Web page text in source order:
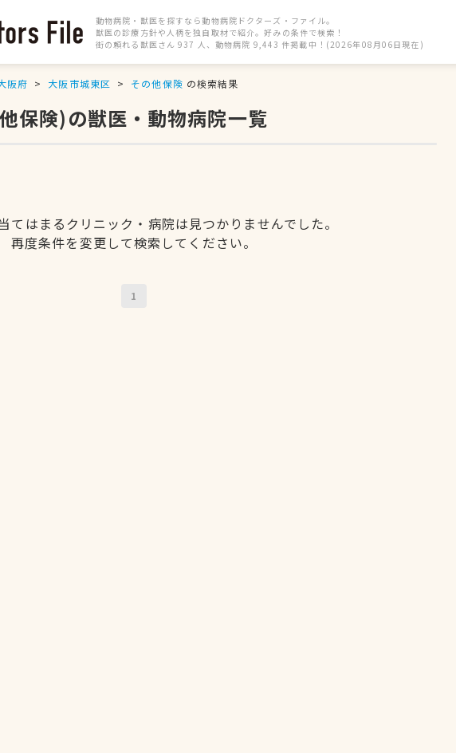
動物病院・獣医を探すなら動物病院ドクターズ・ファイル。
獣医の診療方針や人柄を独自取材で紹介。好みの条件で検索！
街の頼れる獣医さん 937 人、動物病院 9,443 件掲載中！(2026年08月06日現在)
阪府 大阪市城東区 その他保険 の検索結果
保険)の獣医・動物病院一覧
てはまるクリニック・病院は見つかりませんでした。
再度条件を変更して検索してください。
1